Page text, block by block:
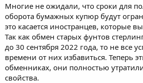
Многие не ожидали, что сроки для
оборота бумажных купюр будут
это касается иностранцев, которые
Так как обмен старых фунтов
до 30 сентября 2022 года, то не все
времени от них избавиться. Теперь
обменниках, они полностью
свойства.